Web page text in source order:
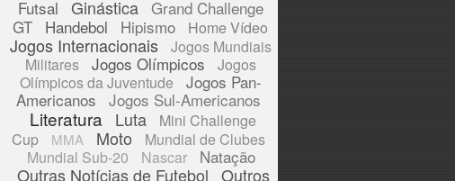
Futsal Ginástica Grand Challenge
GT Handebol Hipismo Home Vídeo
Jogos Internacionais
Jogos Mundiais
Militares
Jogos Olímpicos
Jogos
Olímpicos da Juventude
Jogos Pan-
Americanos Jogos Sul-Americanos
Literatura Luta
Mini Challenge
Cup
MMA Moto
Mundial de Clubes
Mundial Sub-20
Nascar Natação
Outras Notícias de Futebol Outros